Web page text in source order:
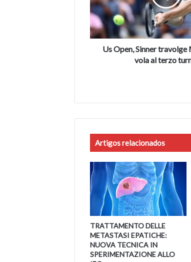
e
vola
al
terzo
turno.Us Open, Sinner travolge
vola al terzo
Artigos relacionados
TRATTAMENTO DELLE
METASTASI EPATICHE:
NUOVA TECNICA IN
SPERIMENTAZIONE ALLO